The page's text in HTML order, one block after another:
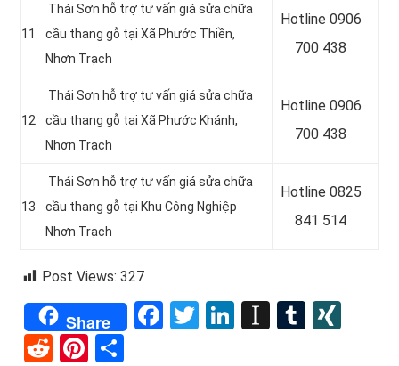
11
Thái Sơn hỗ trợ tư vấn giá sửa chữa
cầu thang gỗ tại Xã Phước Thiền,
Nhơn Trạch
Hotline 0906
700 438
12
Thái Sơn hỗ trợ tư vấn giá sửa chữa
cầu thang gỗ tại Xã Phước Khánh,
Nhơn Trạch
Hotline 0906
700 438
13
Thái Sơn hỗ trợ tư vấn giá sửa chữa
cầu thang gỗ tại Khu Công Nghiệp
Nhơn Trạch
Hotline 0825
841 514
Post Views: 327
Share Facebook
Twitter
LinkedInTumblr
RedditPinterest